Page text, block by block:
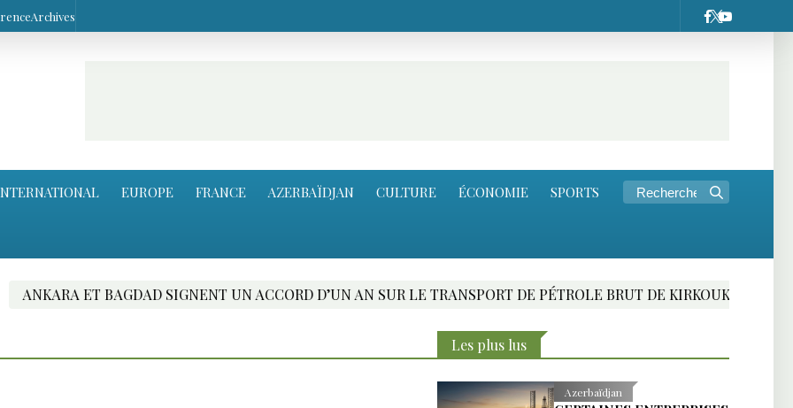
Archives
EUROPE FRANCE AZERBAÏDJAN CULTURE ÉCONOMIE SPORTS
ET BAGDAD SIGNENT UN ACCORD D’UN AN SUR LE TRANSPORT DE PÉTROLE BRUT DE KIRKOUK
Les plus lus
Azerbaïdjan